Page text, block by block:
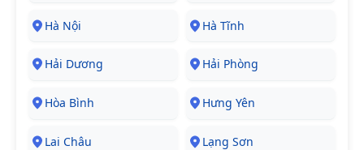
Hà Nội Hà Tĩnh
Hải Dương Hải Phòng
Hòa Bình Hưng Yên
Lai Châu Lạng Sơn